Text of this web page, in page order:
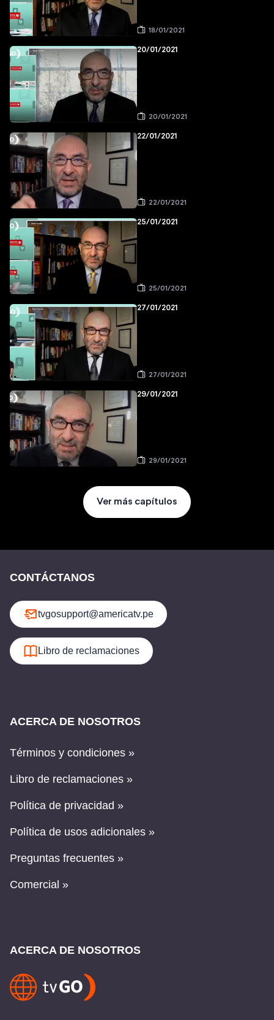
18/01/2021
20/01/2021
20/01/2021
22/01/2021
22/01/2021
25/01/2021
25/01/2021
27/01/2021
27/01/2021
29/01/2021
29/01/2021
Ver más capítulos
CONTÁCTANOS
tvgosupport@americatv.pe
Libro de reclamaciones
ACERCA DE NOSOTROS
Términos y condiciones »
Libro de reclamaciones »
Política de privacidad »
Política de usos adicionales »
Preguntas frecuentes »
Comercial »
ACERCA DE NOSOTROS